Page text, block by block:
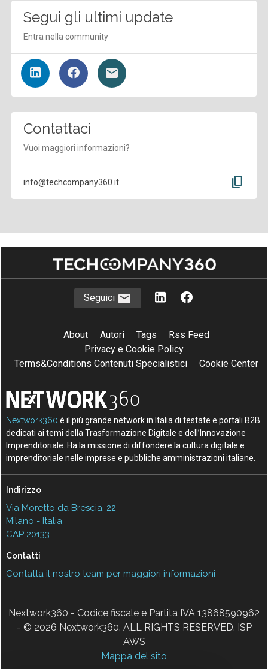
Segui gli ultimi update
Entra nella community
Contattaci
Vuoi maggiori informazioni?
info@techcompany360.it content_copy
Seguici
About Autori Tags
Rss Feed
Privacy e Cookie Policy
Terms&Conditions Contenuti Specialistici
Cookie Center
Nextwork360 è il più grande network in Italia di testate e portali B2B
dedicati ai temi della Trasformazione Digitale e dell’Innovazione
Imprenditoriale. Ha la missione di diffondere la cultura digitale e
imprenditoriale nelle imprese e pubbliche amministrazioni italiane.
Indirizzo
Via Moretto da Brescia, 22
Milano - Italia
CAP 20133
Contatti
Contatta il nostro team per maggiori informazioni
Nextwork360 - Codice fiscale e Partita IVA 13868590962
- © 2026 Nextwork360. ALL RIGHTS RESERVED. ISP
AWS
Mappa del sito